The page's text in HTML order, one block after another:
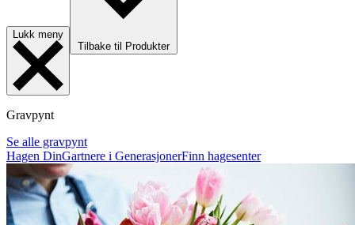
Lukk meny
Tilbake til Produkter
Gravpynt
Se alle gravpynt
Hagen DinGartnere i GenerasjonerFinn hagesenter